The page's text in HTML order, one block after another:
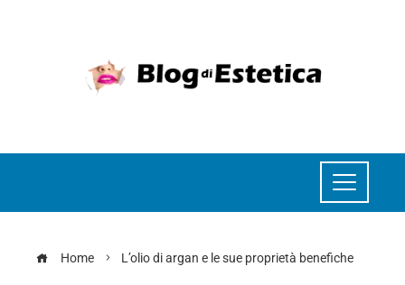
Home L’olio di argan e le sue proprietà benefiche